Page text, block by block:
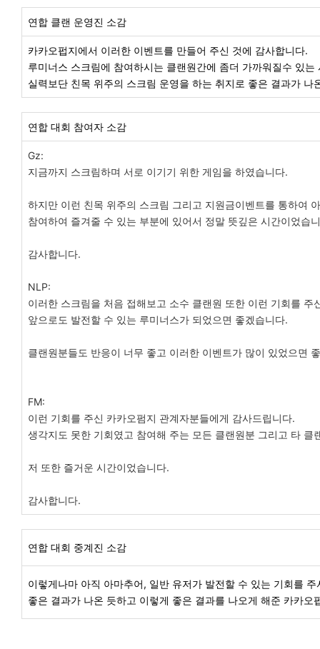
연합 클랜 운영진 소감
카카오펍지에서 이러한 이벤트를 만들어 주신 것에 감사합니다.
루미너스 스크림에 참여하시는 클랜원간에 좀더 가까워질수 있는
실력보단 친목 위주의 스크림 운영을 하는 취지로 좋은 결과가 나
연합 대회 참여자 소감
Gz:
지금까지 스크림하며 서로 이기기 위한 게임을 하였습니다.
하지만 이런 친목 위주의 스크림 그리고 지원금이벤트를 통하여
참여하여 즐겨줄 수 있는 부분에 있어서 정말 뜻깊은 시간이었습
감사합니다.
NLP:
이러한 스크림을 처음 접해보고 소수 클랜원 또한 이런 기회를
앞으로도 발전할 수 있는 루미너스가 되었으면 좋겠습니다.
클랜원분들도 반응이 너무 좋고 이러한 이벤트가 많이 있었으면
FM:
이런 기회를 주신 카카오펌지 관계자분들에게 감사드립니다.
생각지도 못한 기회였고 참여해 주는 모든 클랜원분 그리고 타
저 또한 즐거운 시간이었습니다.
감사합니다.
연합 대회 중계진 소감
이렇게나마 아직 아마추어, 일반 유저가 발전할 수 있는 기회를
좋은 결과가 나온 듯하고 이렇게 좋은 결과를 나오게 해준 카카오